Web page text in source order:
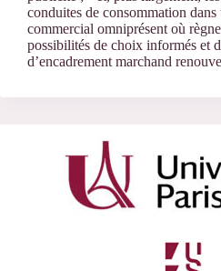
conduites de consommation
commercial omniprésent où
possibilités de choix informés et
d’encadrement marchand